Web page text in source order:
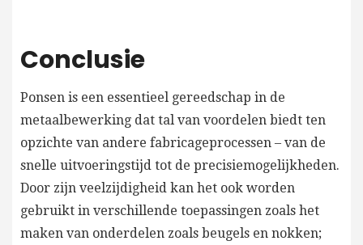
Conclusie
Ponsen is een essentieel gereedschap in de
metaalbewerking dat tal van voordelen biedt ten
opzichte van andere fabricageprocessen – van de
snelle uitvoeringstijd tot de precisiemogelijkheden.
Door zijn veelzijdigheid kan het ook worden
gebruikt in verschillende toepassingen zoals het
maken van onderdelen zoals beugels en nokken;